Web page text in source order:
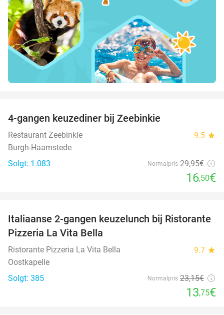
4-gangen keuzediner bij Zeebinkie
Restaurant Zeebinkie 9.5 star
Burgh-Haamstede
Solgt: 1.083
Normalpris 29,95€
16,50€
41%
Italiaanse 2-gangen keuzelunch bij Ristorante
Pizzeria La Vita Bella
Ristorante Pizzeria La Vita Bella 9.7 star
Oostkapelle
Solgt: 385
Normalpris 23,15€
13,75€